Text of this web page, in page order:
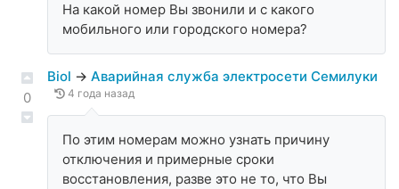
На какой номер Вы звонили и с какого
мобильного или городского номера?
0
Biol → Аварийная служба электросети Семилуки
4 года назад
По этим номерам можно узнать причину
отключения и примерные сроки
восстановления, разве это не то, что Вы